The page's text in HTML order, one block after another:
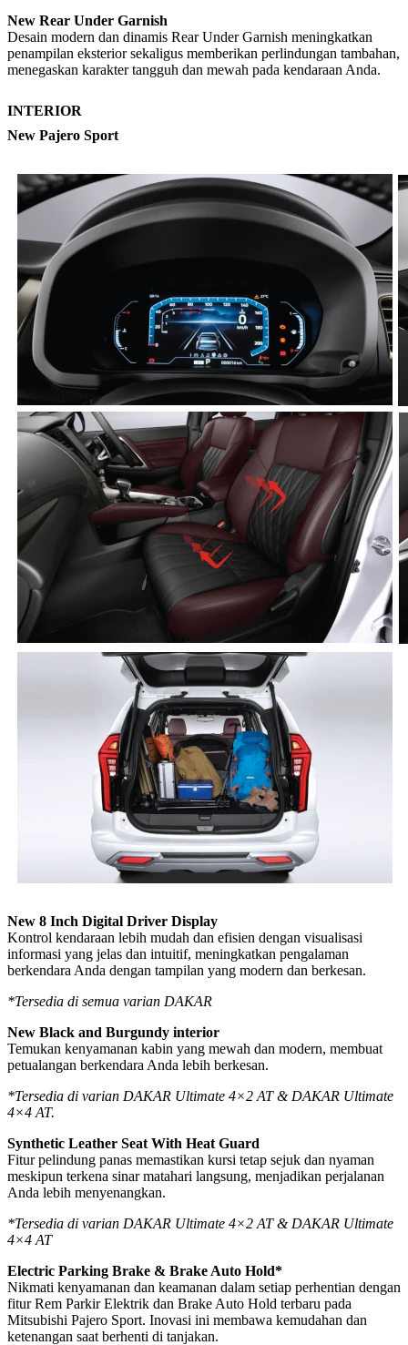
New Rear Under Garnish
Desain modern dan dinamis Rear Under Garnish meningkatkan
penampilan eksterior sekaligus memberikan perlindungan tambahan,
menegaskan karakter tangguh dan mewah pada kendaraan Anda.
INTERIOR
New Pajero Sport
New 8 Inch Digital Driver Display
Kontrol kendaraan lebih mudah dan efisien dengan visualisasi
informasi yang jelas dan intuitif, meningkatkan pengalaman
berkendara Anda dengan tampilan yang modern dan berkesan.
*Tersedia di semua varian DAKAR
New Black and Burgundy interior
Temukan kenyamanan kabin yang mewah dan modern, membuat
petualangan berkendara Anda lebih berkesan.
*Tersedia di varian DAKAR Ultimate 4×2 AT & DAKAR Ultimate
4×4 AT.
Synthetic Leather Seat With Heat Guard
Fitur pelindung panas memastikan kursi tetap sejuk dan nyaman
meskipun terkena sinar matahari langsung, menjadikan perjalanan
Anda lebih menyenangkan.
*Tersedia di varian DAKAR Ultimate 4×2 AT & DAKAR Ultimate
4×4 AT
Electric Parking Brake & Brake Auto Hold*
Nikmati kenyamanan dan keamanan dalam setiap perhentian dengan
fitur Rem Parkir Elektrik dan Brake Auto Hold terbaru pada
Mitsubishi Pajero Sport. Inovasi ini membawa kemudahan dan
ketenangan saat berhenti di tanjakan.